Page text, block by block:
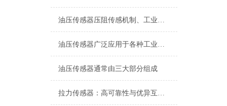
油压传感器压阻传感机制、工业工况适配与标准化运维管理
油压传感器广泛应用于各种工业自控环境
油压传感器通常由三大部分组成
拉力传感器：高可靠性与优异互换性的技术解析